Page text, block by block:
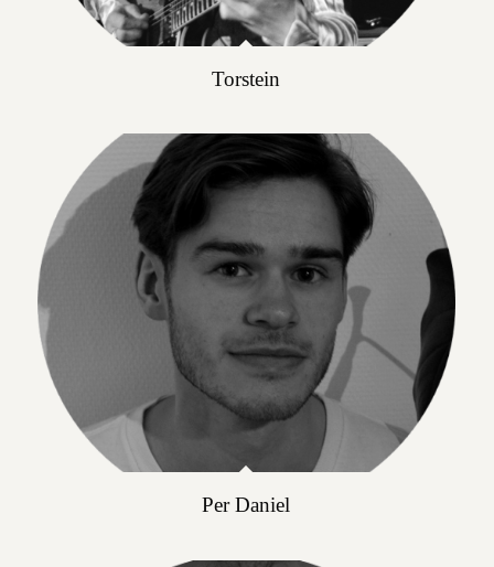
Torstein
Per Daniel